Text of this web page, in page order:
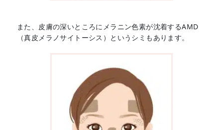
また、皮膚の深いところにメラニン色素が沈着するAMD
（真皮メラノサイトーシス）というシミもあります。